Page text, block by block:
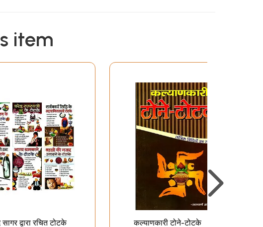
item
सागर द्वारा रचित टोटके
कल्याणकारी टोने-टोटके